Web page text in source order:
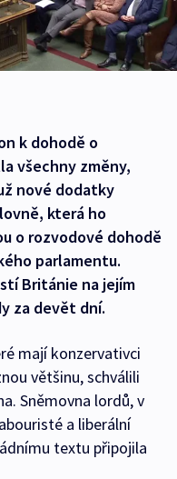
k dohodě o
všechny změny,
nové dodatky
která ho
o rozvodové dohodě
parlamentu.
Británie na jejím
za devět dní.
mají konzervativci
většinu, schválili
Sněmovna lordů, v
a liberální
textu připojila